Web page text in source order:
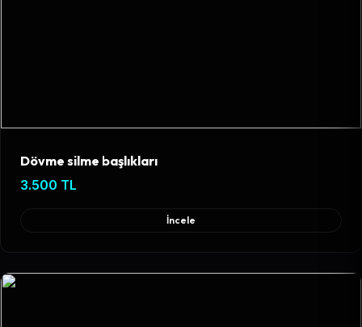
Dövme silme başlıkları
3.500 TL
İncele